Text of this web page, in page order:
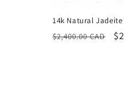
14k Natural
Ordinarie
$2,400.00 CAD